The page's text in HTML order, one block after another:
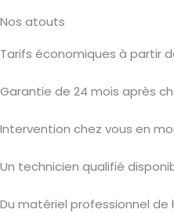
Nos atouts
Tarifs économiques à partir
Garantie de 24 mois après
Intervention chez vous en
Un technicien qualifié
Du matériel professionnel